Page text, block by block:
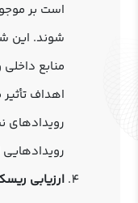
است بر
شوند. این
منابع
اهداف
ارزیابی